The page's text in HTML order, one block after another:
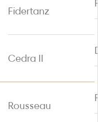
Fidertanz
Cedra II
Rousseau